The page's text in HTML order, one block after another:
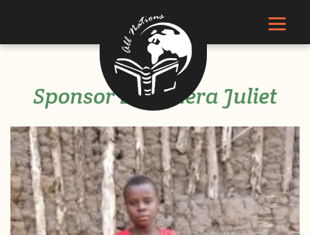
Sponsor Basemera Juliet